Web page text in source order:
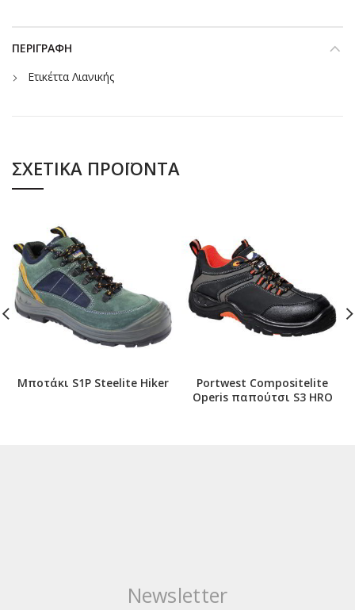
ΠΕΡΙΓΡΑΦΉ
Ετικέττα Λιανικής
ΣΧΕΤΙΚΆ ΠΡΟΪΌΝΤΑ
Μποτάκι S1P Steelite Hiker
Portwest Compositelite
Operis παπούτσι S3 HRO
Newsletter